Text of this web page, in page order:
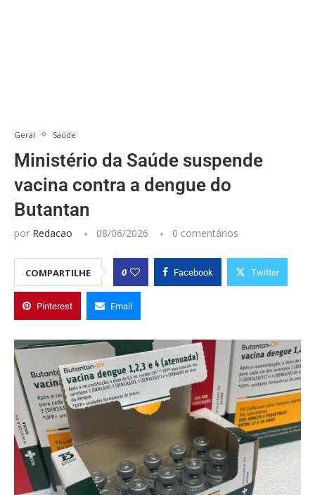
Geral Saúde
Ministério da Saúde suspende
vacina contra a dengue do
Butantan
por Redacao 08/06/2026 0 comentários
COMPARTILHE 0 Facebook Twitter
Pinterest Email